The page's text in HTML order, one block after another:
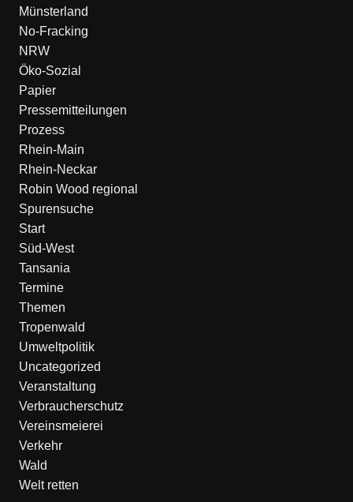
Münsterland
No-Fracking
NRW
Öko-Sozial
Papier
Pressemitteilungen
Prozess
Rhein-Main
Rhein-Neckar
Robin Wood regional
Spurensuche
Start
Süd-West
Tansania
Termine
Themen
Tropenwald
Umweltpolitik
Uncategorized
Veranstaltung
Verbraucherschutz
Vereinsmeierei
Verkehr
Wald
Welt retten